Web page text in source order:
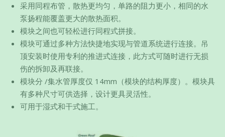
采用同程布管，散热更均匀，单路的阻力更小，相同的水
泵扬程能覆盖更大的散热面积。
模块之间也可轻松进行同程式拼接。
模块可通过多种方法快捷地实现与管道系统进行连接。吊
顶安装时使用专利的推进式连接，此方式可随时进行无损
伤的拆卸及再联接。
模块分 /集水管厚度仅 14mm（模块的结构厚度）。模块具
有多种尺寸可供选择，设计更具灵活性。
可用于湿式和干式施工。